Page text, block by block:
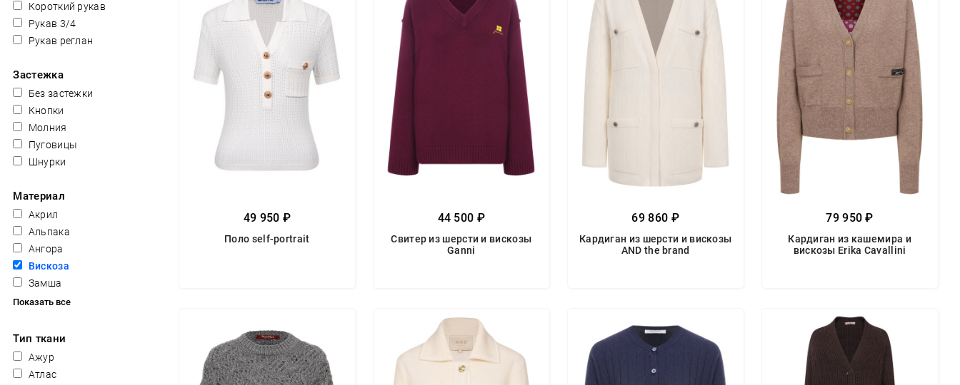
Короткий рукав
Рукав 3/4
Рукав реглан
Застежка
Без застежки
Кнопки
Молния
Пуговицы
Шнурки
Материал
Акрил
Альпака
Ангора
Вискоза
Замша
Показать все
Тип ткани
Ажур
Атлас
49 950 ₽
Поло self-portrait
44 500 ₽
Свитер из шерсти и вискозы
Ganni
69 860 ₽
Кардиган из шерсти и вискозы
AND the brand
79 950 ₽
Кардиган из кашемира и
вискозы Erika Cavallini